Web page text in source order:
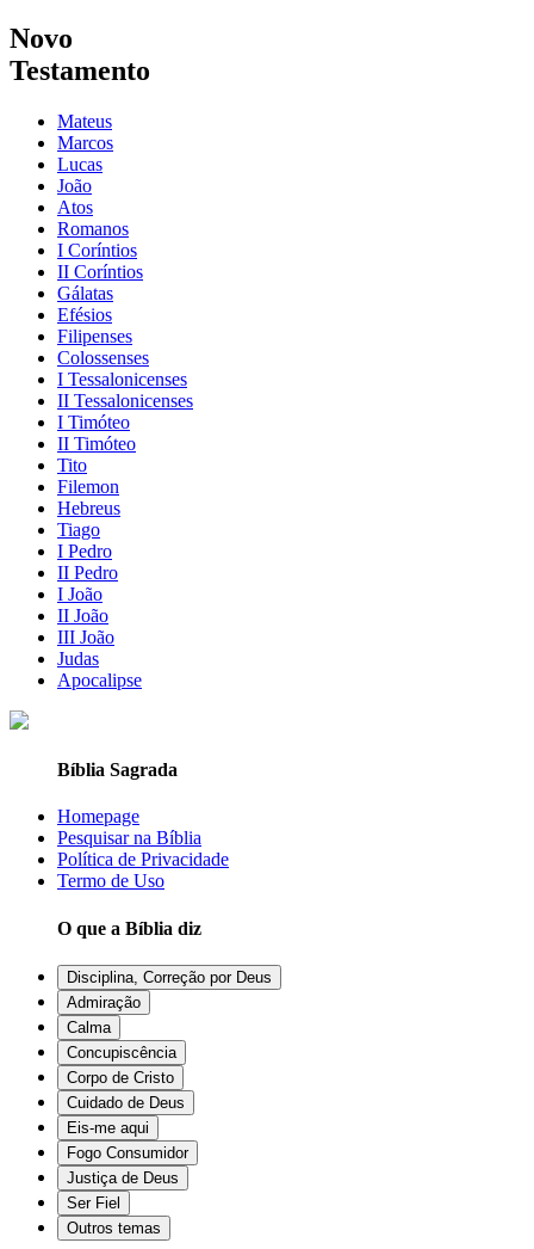
Novo
Testamento
Mateus
Marcos
Lucas
João
Atos
Romanos
I Coríntios
II Coríntios
Gálatas
Efésios
Filipenses
Colossenses
I Tessalonicenses
II Tessalonicenses
I Timóteo
II Timóteo
Tito
Filemon
Hebreus
Tiago
I Pedro
II Pedro
I João
II João
III João
Judas
Apocalipse
Bíblia Sagrada
Homepage
Pesquisar na Bíblia
Política de Privacidade
Termo de Uso
O que a Bíblia diz
Disciplina, Correção por Deus
Admiração
Calma
Concupiscência
Corpo de Cristo
Cuidado de Deus
Eis-me aqui
Fogo Consumidor
Justiça de Deus
Ser Fiel
Outros temas